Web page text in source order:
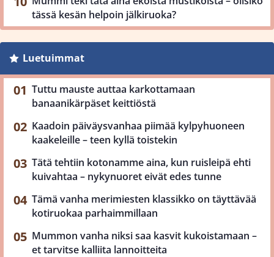
tässä kesän helpoin jälkiruoka?
Luetuimmat
Tuttu mauste auttaa karkottamaan
banaanikärpäset keittiöstä
Kaadoin päiväysvanhaa piimää kylpyhuoneen
kaakeleille – teen kyllä toistekin
Tätä tehtiin kotonamme aina, kun ruisleipä ehti
kuivahtaa – nykynuoret eivät edes tunne
Tämä vanha merimiesten klassikko on täyttävää
kotiruokaa parhaimmillaan
Mummon vanha niksi saa kasvit kukoistamaan –
et tarvitse kalliita lannoitteita